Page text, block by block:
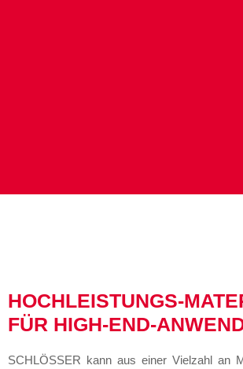
HOCHLEISTUNGS-
FÜR HIGH-END-
SCHLÖSSER kann aus einer Vielzahl an